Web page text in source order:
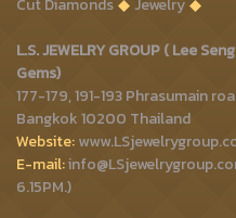
Cut Diamonds
Jewelry
L.S. JEWELRY GROUP ( Lee
Gems)
177-179, 191-193 Phrasumain
Bangkok 10200 Thailand
Website:
E-mail:
6.15PM.)